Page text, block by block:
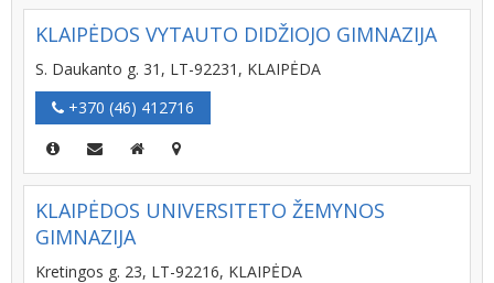
KLAIPĖDOS VYTAUTO DIDŽIOJO GIMNAZIJA
S. Daukanto g. 31, LT-92231, KLAIPĖDA
+370 (46) 412716
KLAIPĖDOS UNIVERSITETO ŽEMYNOS
GIMNAZIJA
Kretingos g. 23, LT-92216, KLAIPĖDA